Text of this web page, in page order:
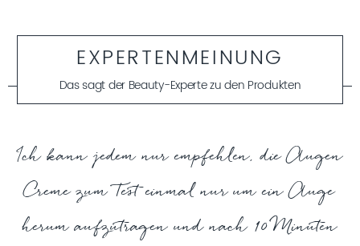
krautige Pflanze mit leuchtend gelben Blüten und einem
roten Zentrum.
MEHR ERFAHREN
EXPERTENMEINUNG
Das sagt der Beauty-Experte zu den Produkten
Ich kann jedem nur empfehlen, die Augen
Creme zum Test einmal nur um ein Auge
herum aufzutragen und nach 10 Minuten